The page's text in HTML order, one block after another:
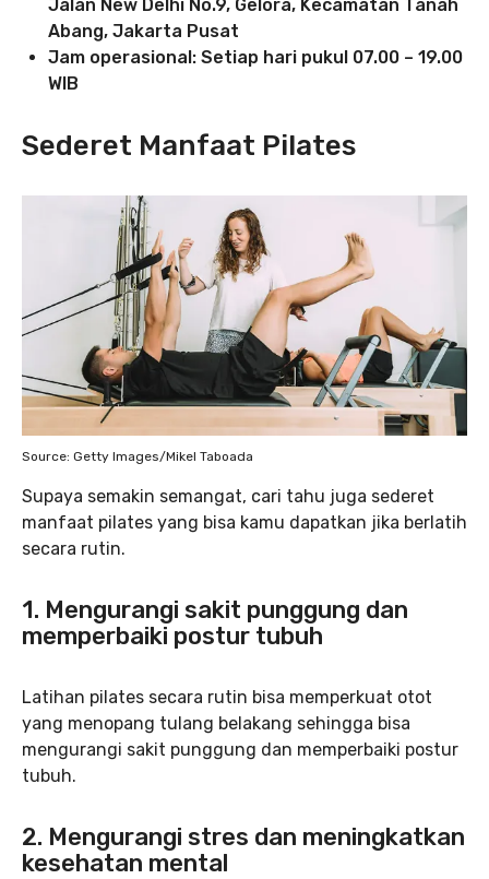
Jalan New Delhi No.9, Gelora, Kecamatan Tanah
Abang, Jakarta Pusat
Jam operasional: Setiap hari pukul 07.00 – 19.00
WIB
Sederet Manfaat Pilates
Source: Getty Images/Mikel Taboada
Supaya semakin semangat, cari tahu juga sederet
manfaat pilates yang bisa kamu dapatkan jika berlatih
secara rutin.
1. Mengurangi sakit punggung dan
memperbaiki postur tubuh
Latihan pilates secara rutin bisa memperkuat otot
yang menopang tulang belakang sehingga bisa
mengurangi sakit punggung dan memperbaiki postur
tubuh.
2. Mengurangi stres dan meningkatkan
kesehatan mental